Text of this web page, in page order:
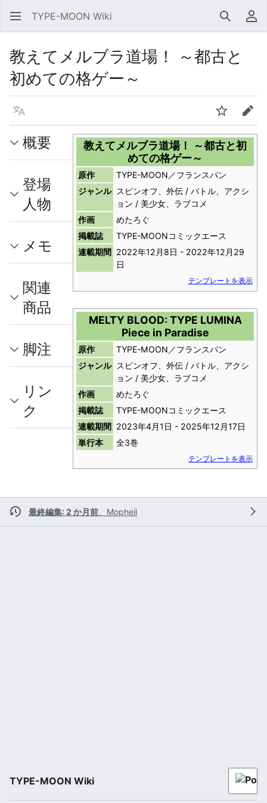
TYPE-MOON Wiki 検索 利
教えてメルブラ道場！ ～都古と
初めての格ゲー～
言語 ウォッチ編集
教えてメルブラ道場！ ～都古と初
めての格ゲー～
原作
TYPE-MOON／フランスパン
ジャンル スピンオフ、外伝 / バトル、アクシ
ョン / 美少女、ラブコメ
作画
めたろぐ
掲載誌
TYPE-MOONコミックエース
連載期間 2022年12月8日 - 2022年12月29
日
テンプレートを表示
MELTY BLOOD: TYPE LUMINA
Piece in Paradise
原作
TYPE-MOON／フランスパン
ジャンル スピンオフ、外伝 / バトル、アクシ
ョン / 美少女、ラブコメ
作画
めたろぐ
掲載誌
TYPE-MOONコミックエース
連載期間 2023年4月1日 - 2025年12月17日
単行本
全3巻
テンプレートを表示
概要
登場
人物
メモ
関連
商品
脚注
リン
ク
最終編集: 2 か月前 Mopheil
TYPE-MOON Wiki